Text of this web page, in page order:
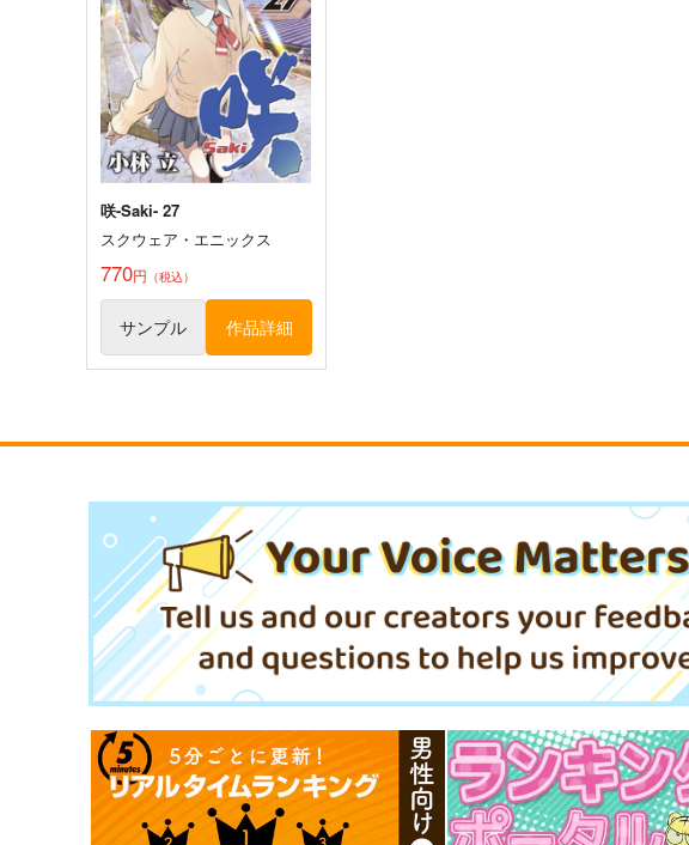
咲-Saki- 27
スクウェア・エニックス
770円 （税込）
サンプル 作品詳細